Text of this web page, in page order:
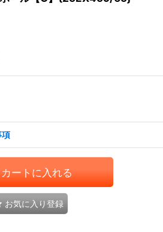
項
カートに入れる
お気に入り登録